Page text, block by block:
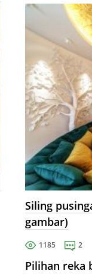
Siling
gambar)
1185 2
Pilihan reka